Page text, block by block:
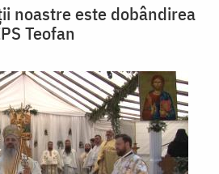
noastre este dobândirea
Teofan